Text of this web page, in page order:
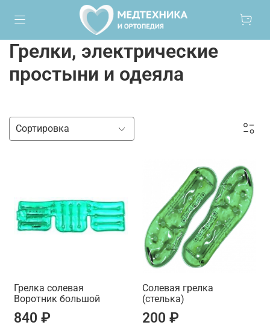
Грелки, электрические
простыни и одеяла
Грелка солевая
Воротник большой
840 ₽
Солевая грелка
(стелька)
200 ₽